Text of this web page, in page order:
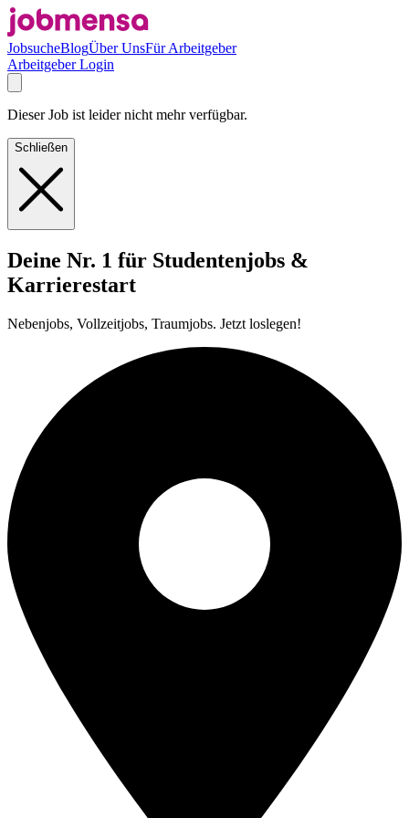
JobsucheBlogÜber UnsFür Arbeitgeber
Arbeitgeber Login
Dieser Job ist leider nicht mehr verfügbar.
Schließen
Deine Nr. 1 für Studentenjobs &
Karrierestart
Nebenjobs, Vollzeitjobs, Traumjobs. Jetzt loslegen!